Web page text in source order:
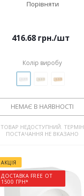
Порівняти
416.68грн./шт
Колір виробу
НЕМАЄ В НАЯВНОСТІ
ТОВАР НЕДОСТУПНИЙ. ТЕРМІН
ПОСТАЧАННЯ НЕ ВКАЗАНО
АКЦІЯ
ДОСТАВКА FREE ОТ
1500 ГРН*